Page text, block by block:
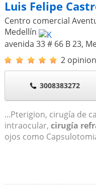
Luis Felipe
Centro comercial
Medellín
avenida 33 # 66 B 23,
2
3008383272
...Pterigion, cirugía de
intraocular, cirugía
ojos como